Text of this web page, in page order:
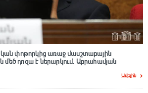
փոթորկից առաջ մասշտաբային
դnզա է ներարկում․ Աբրահամյան
Ավելին